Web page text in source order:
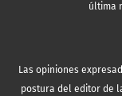
última
Las opiniones
postura del editor de